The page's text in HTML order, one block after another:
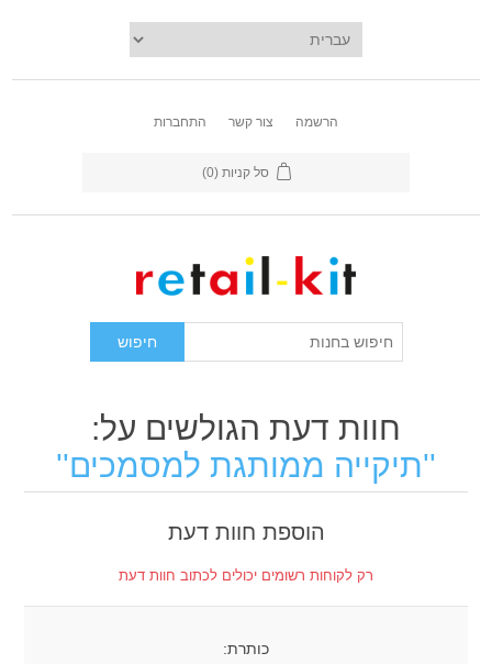
הרשמה צור קשר התחברות
סל קניות (0)
חוות דעת הגולשים על:
תיקייה ממותגת למסמכים
הוספת חוות דעת
רק לקוחות רשומים יכולים לכתוב חוות דעת
כותרת: